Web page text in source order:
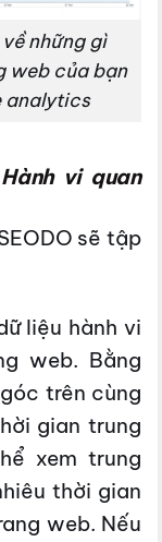
những gì
web của bạn
analytics
vi quan
sẽ tập
liệu hành vi
web. Bằng
trên cùng
gian trung
xem trung
thời gian
web. Nếu